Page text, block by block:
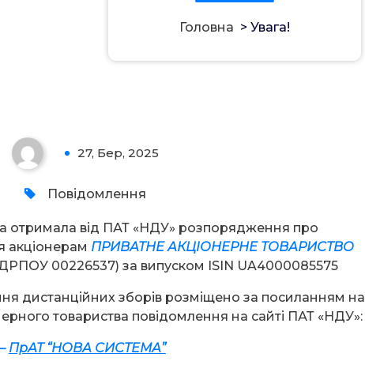
Головна > Увага!
27, Бер, 2025
Повідомлення
отримала від ПАТ «НДУ» розпорядження про
акціонерам ПРИВАТНЕ АКЦІОНЕРНЕ ТОВАРИСТВО
00226537) за випуском ISIN UA4000085575
дистанційних зборів розміщено за посиланням на
товариства повідомлення на сайті ПАТ «НДУ»:
– ПрАТ “НОВА СИСТЕМА”